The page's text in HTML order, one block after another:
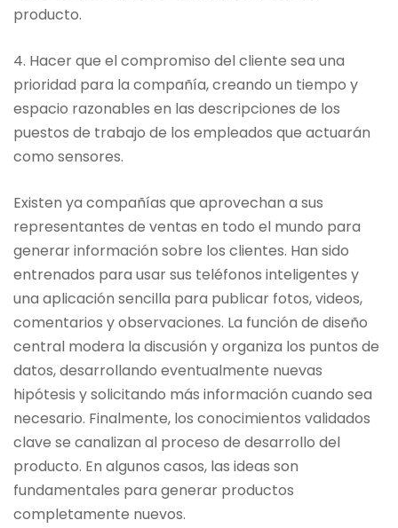
producto.
4. Hacer que el compromiso del cliente sea una
prioridad para la compañía, creando un tiempo y
espacio razonables en las descripciones de los
puestos de trabajo de los empleados que actuarán
como sensores.
Existen ya compañías que aprovechan a sus
representantes de ventas en todo el mundo para
generar información sobre los clientes. Han sido
entrenados para usar sus teléfonos inteligentes y
una aplicación sencilla para publicar fotos, videos,
comentarios y observaciones. La función de diseño
central modera la discusión y organiza los puntos de
datos, desarrollando eventualmente nuevas
hipótesis y solicitando más información cuando sea
necesario. Finalmente, los conocimientos validados
clave se canalizan al proceso de desarrollo del
producto. En algunos casos, las ideas son
fundamentales para generar productos
completamente nuevos.